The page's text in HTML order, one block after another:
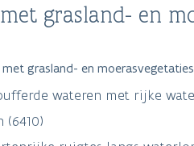
grasland- en
grasland- en moerasvegetaties
wateren met rijke
(6410)